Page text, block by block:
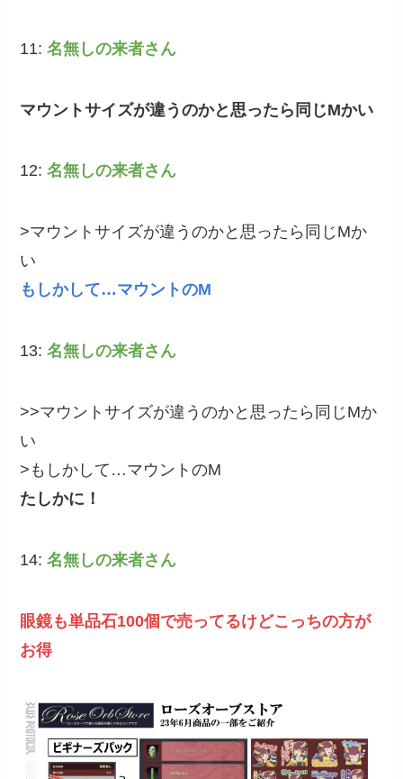
11:名無しの来者さん
マウントサイズが違うのかと思ったら同じMかい
12:名無しの来者さん
>マウントサイズが違うのかと思ったら同じMか
い
もしかして…マウントのM
13:名無しの来者さん
>>マウントサイズが違うのかと思ったら同じMか
い
>もしかして…マウントのM
たしかに！
14:名無しの来者さん
眼鏡も単品石100個で売ってるけどこっちの方が
お得